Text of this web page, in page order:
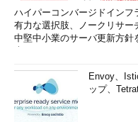
ハイパーコンバージドインフ
有力な選択肢、ノークリサー
中堅中小業のサーバ更新方針
Envoy、
ップ、